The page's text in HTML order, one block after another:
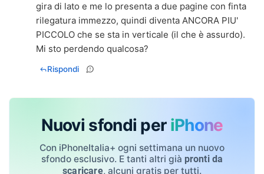
gira di lato e me lo presenta a due pagine con finta
rilegatura immezzo, quindi diventa ANCORA PIU'
PICCOLO che se sta in verticale (il che è assurdo).
Mi sto perdendo qualcosa?
Rispondi
Nuovi sfondi per iPhone
Con iPhoneItalia+ ogni settimana un nuovo
sfondo esclusivo. E tanti altri già pronti da
scaricare, alcuni gratis per tutti.